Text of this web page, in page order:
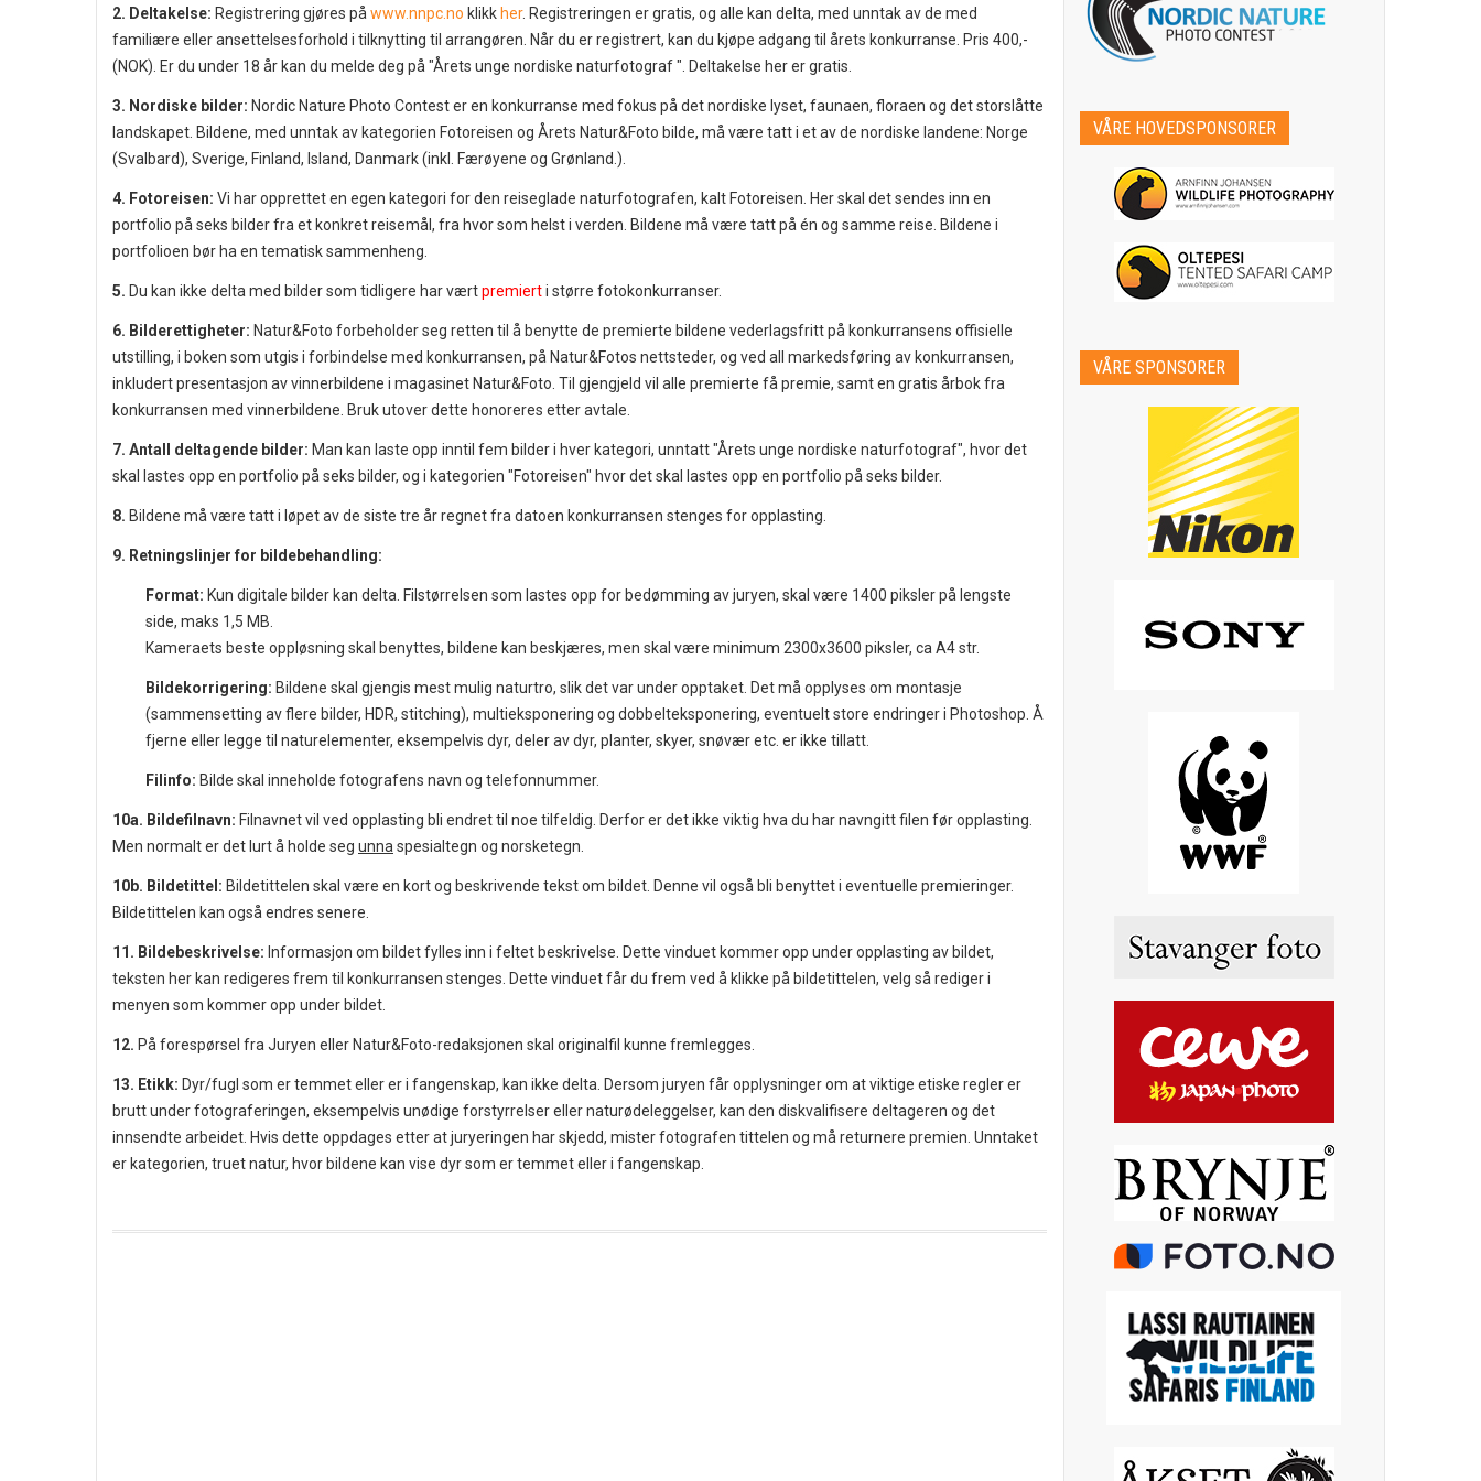
2. Deltakelse: Registrering gjøres på www.nnpc.no klikk her. Registreringen er gratis, og alle kan delta, med unntak av de med
familiære eller ansettelsesforhold i tilknytting til arrangøren. Når du er registrert, kan du kjøpe adgang til årets konkurranse. Pris 400,-
(NOK). Er du under 18 år kan du melde deg på "Årets unge nordiske naturfotograf ". Deltakelse her er gratis.
3. Nordiske bilder: Nordic Nature Photo Contest er en konkurranse med fokus på det nordiske lyset, faunaen, floraen og det storslåtte
landskapet. Bildene, med unntak av kategorien Fotoreisen og Årets Natur&Foto bilde, må være tatt i et av de nordiske landene: Norge
(Svalbard), Sverige, Finland, Island, Danmark (inkl. Færøyene og Grønland.).
4. Fotoreisen: Vi har opprettet en egen kategori for den reiseglade naturfotografen, kalt Fotoreisen. Her skal det sendes inn en
portfolio på seks bilder fra et konkret reisemål, fra hvor som helst i verden. Bildene må være tatt på én og samme reise. Bildene i
portfolioen bør ha en tematisk sammenheng.
5. Du kan ikke delta med bilder som tidligere har værtpremierti større fotokonkurranser.
6. Bilderettigheter: Natur&Foto forbeholder seg retten til å benytte de premierte bildene vederlagsfritt på konkurransens offisielle
utstilling, i boken som utgis i forbindelse med konkurransen, på Natur&Fotos nettsteder, og ved all markedsføring av konkurransen,
inkludert presentasjon av vinnerbildene i magasinet Natur&Foto. Til gjengjeld vil alle premierte få premie, samt en gratis årbok fra
konkurransen med vinnerbildene. Bruk utover dette honoreres etter avtale.
7. Antall deltagende bilder: Man kan laste opp inntil fem bilder i hver kategori, unntatt "Årets unge nordiske naturfotograf", hvor det
skal lastes opp en portfolio på seks bilder, og i kategorien "Fotoreisen" hvor det skal lastes opp en portfolio på seks bilder.
8. Bildene må være tatt i løpet av de siste tre år regnet fra datoen konkurransen stenges for opplasting.
9. Retningslinjer for bildebehandling:
Format: Kun digitale bilder kan delta. Filstørrelsen som lastes opp for bedømming av juryen, skal være 1400 piksler på lengste
side, maks 1,5 MB.
Kameraets beste oppløsning skal benyttes, bildene kan beskjæres, men skal være minimum 2300x3600 piksler, ca A4 str.
Bildekorrigering: Bildene skal gjengis mest mulig naturtro, slik det var under opptaket. Det må opplyses om montasje
(sammensetting av flere bilder, HDR, stitching), multieksponering og dobbelteksponering, eventuelt store endringer i Photoshop. Å
fjerne eller legge til naturelementer, eksempelvis dyr, deler av dyr, planter, skyer, snøvær etc. er ikke tillatt.
Filinfo: Bilde skal inneholde fotografens navn og telefonnummer.
10a. Bildefilnavn: Filnavnet vil ved opplasting bli endret til noe tilfeldig. Derfor er det ikke viktig hva du har navngitt filen før opplasting.
Men normalt er det lurt å holde seg unna spesialtegn og norsketegn.
10b. Bildetittel: Bildetittelen skal være en kort og beskrivende tekst om bildet. Denne vil også bli benyttet i eventuelle premieringer.
Bildetittelen kan også endres senere.
11. Bildebeskrivelse: Informasjon om bildet fylles inn i feltet beskrivelse. Dette vinduet kommer opp under opplasting av bildet,
teksten her kan redigeres frem til konkurransen stenges. Dette vinduet får du frem ved å klikke på bildetittelen, velg så rediger i
menyen som kommer opp under bildet.
12. På forespørsel fra Juryen eller Natur&Foto-redaksjonen skal originalfil kunne fremlegges.
13. Etikk: Dyr/fugl som er temmet eller er i fangenskap, kan ikke delta. Dersom juryen får opplysninger om at viktige etiske regler er
brutt under fotograferingen, eksempelvis unødige forstyrrelser eller naturødeleggelser, kan den diskvalifisere deltageren og det
innsendte arbeidet. Hvis dette oppdages etter at juryeringen har skjedd, mister fotografen tittelen og må returnere premien. Unntaket
er kategorien, truet natur, hvor bildene kan vise dyr som er temmet eller i fangenskap.
VÅRE HOVEDSPONSORER
VÅRE SPONSORER